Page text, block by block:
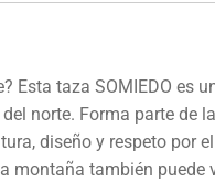
Esta taza SOMIEDO es
norte. Forma parte de
diseño y respeto por
montaña también puede